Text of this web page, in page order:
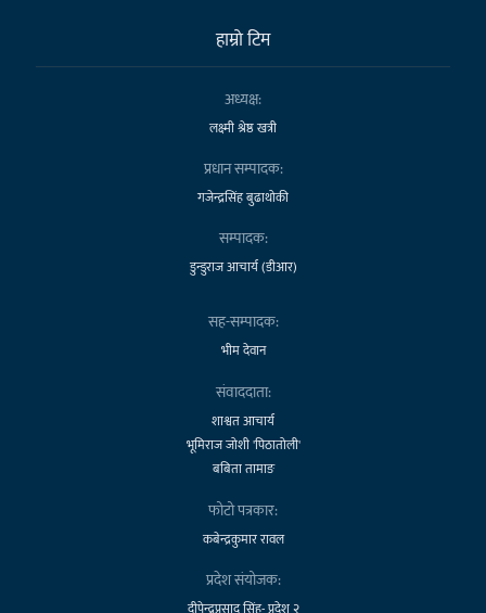
हाम्राे टिम
अध्यक्ष:
लक्ष्मी श्रेष्ठ खत्री
प्रधान सम्पादक:
गजेन्द्रसिंह बुढाथोकी
सम्पादक:
डुन्डुराज आचार्य (डीआर)
सह-सम्पादक:
भीम देवान
संवाददाता:
शाश्वत आचार्य
भूमिराज जोशी 'पिठातोली'
बबिता तामाङ
फोटो पत्रकार:
कबेन्द्रकुमार रावल
प्रदेश संयोजक: